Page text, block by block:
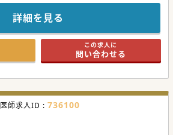
詳細を見る
この求人に
問い合わせる
医師求人ID : 736100